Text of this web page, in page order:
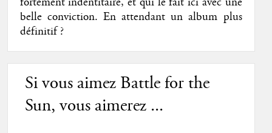
belle conviction. En attendant un album plus
définitif ?
Si vous aimez Battle for the
Sun, vous aimerez ...